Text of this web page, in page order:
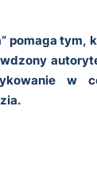
pomaga tym,
w